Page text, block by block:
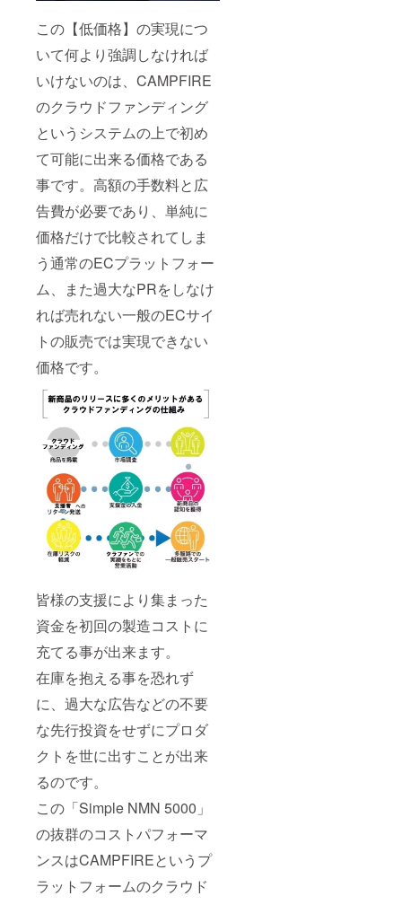
この【低価格】の実現につ
いて何より強調しなければ
いけないのは、CAMPFIRE
のクラウドファンディング
というシステムの上で初め
て可能に出来る価格である
事です。高額の手数料と広
告費が必要であり、単純に
価格だけで比較されてしま
う通常のECプラットフォー
ム、また過大なPRをしなけ
れば売れない一般のECサイ
トの販売では実現できない
価格です。
皆様の支援により集まった
資金を初回の製造コストに
充てる事が出来ます。
在庫を抱える事を恐れず
に、過大な広告などの不要
な先行投資をせずにプロダ
クトを世に出すことが出来
るのです。
この「Simple NMN 5000」
の抜群のコストパフォーマ
ンスはCAMPFIREというプ
ラットフォームのクラウド